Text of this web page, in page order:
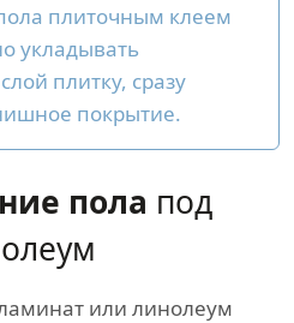
плиточным клеем
укладывать
плитку, сразу
покрытие.
пола под
или линолеум